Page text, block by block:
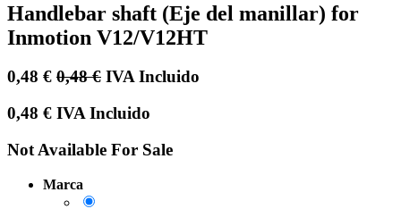
Handlebar shaft (Eje del manillar) for
Inmotion V12/V12HT
0,48 € 0,48€ IVA Incluido
0,48 € IVA Incluido
Not Available For Sale
Marca